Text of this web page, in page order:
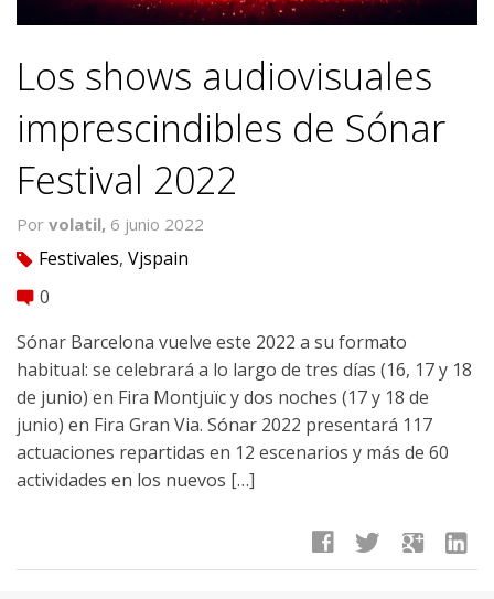
Los shows audiovisuales
imprescindibles de Sónar
Festival 2022
Por volatil, 6 junio 2022
tag Festivales, Vjspain
comment 0
Sónar Barcelona vuelve este 2022 a su formato
habitual: se celebrará a lo largo de tres días (16, 17 y 18
de junio) en Fira Montjuïc y dos noches (17 y 18 de
junio) en Fira Gran Via. Sónar 2022 presentará 117
actuaciones repartidas en 12 escenarios y más de 60
actividades en los nuevos […]
facebook twitter google linkedin